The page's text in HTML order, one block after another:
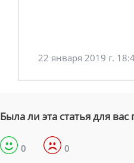
22 января 2019 г.
Была ли эта статья для
0 0